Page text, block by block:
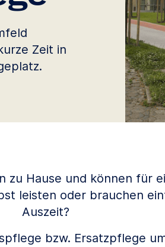
Zeit in
zu Hause und können für
leisten oder brauchen
Auszeit?
bzw. Ersatzpflege